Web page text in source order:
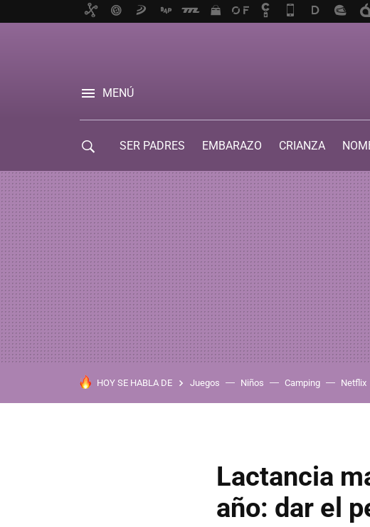
MENÚ
SER PADRES EMBARAZO CRIANZA
HOY SE HABLA DE Juegos Niños Camping Netflix
Lactancia
año: dar el